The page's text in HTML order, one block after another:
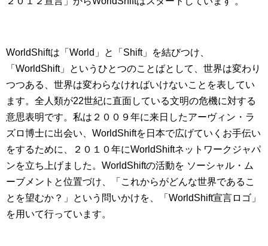
WorldShiftは「World」と「Shift」を結びつけ、
「WorldShift」というひとつのことばとして、世界は変わり
つつある、世界は変わらなければいけないことを表してい
ます。全人類が22世紀に直面している文明の危機に対する
意思表明です。私は２００９年に来日したアーヴィン・ラ
ズロ博士に出会い、WorldShiftを日本で広げていくお手伝い
をするために、２０１０年にWorldShiftネットワークジャパ
ンを立ち上げました。WorldShiftの活動を ソーシャル・ム
ーブメントと位置づけ、「これからがどんな世界であるこ
とを望むか？」という問いかけを、「WorldShift宣言ロゴ」
を用いて行っています。